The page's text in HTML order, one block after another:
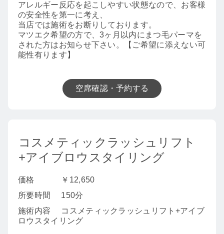
アレルギー反応を起こしやすい状態なので、お客様
の安全性を第一に考え、
当店では施術をお断りしております。
マツエク希望の方で、3ヶ月以内にまつ毛パーマを
された方はお知らせ下さい。【ご希望に添えない可
能性有ります】
空席確認・予約する
コスメティックラッシュリフト
+アイブロウスタイリング
価格
￥12,650
所要時間
150分
施術内容
コスメティックラッシュリフト+アイブ
ロウスタイリング